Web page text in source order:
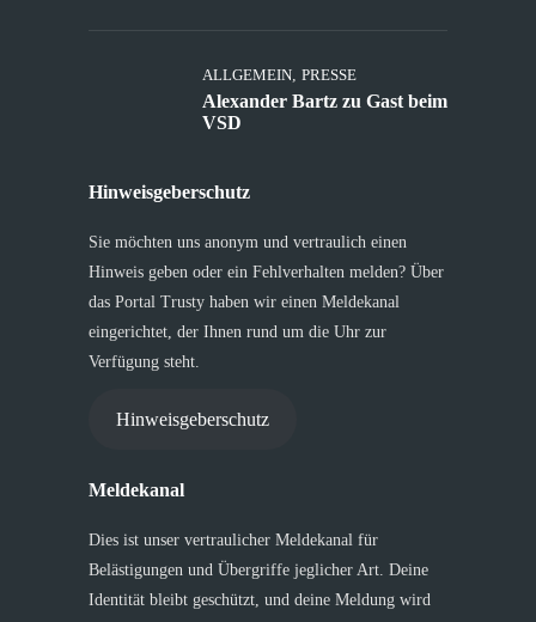
ALLGEMEIN, PRESSE
Alexander Bartz zu Gast beim
VSD
Hinweisgeberschutz
Sie möchten uns anonym und vertraulich einen
Hinweis geben oder ein Fehlverhalten melden? Über
das Portal Trusty haben wir einen Meldekanal
eingerichtet, der Ihnen rund um die Uhr zur
Verfügung steht.
Hinweisgeberschutz
Meldekanal
Dies ist unser vertraulicher Meldekanal für
Belästigungen und Übergriffe jeglicher Art. Deine
Identität bleibt geschützt, und deine Meldung wird